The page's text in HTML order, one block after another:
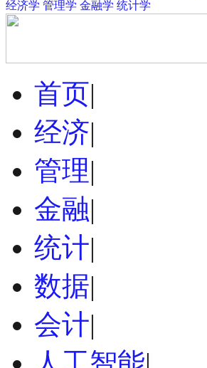
经济学 管理学 金融学 统计学
首页|
经济|
管理|
金融|
统计|
数据|
会计|